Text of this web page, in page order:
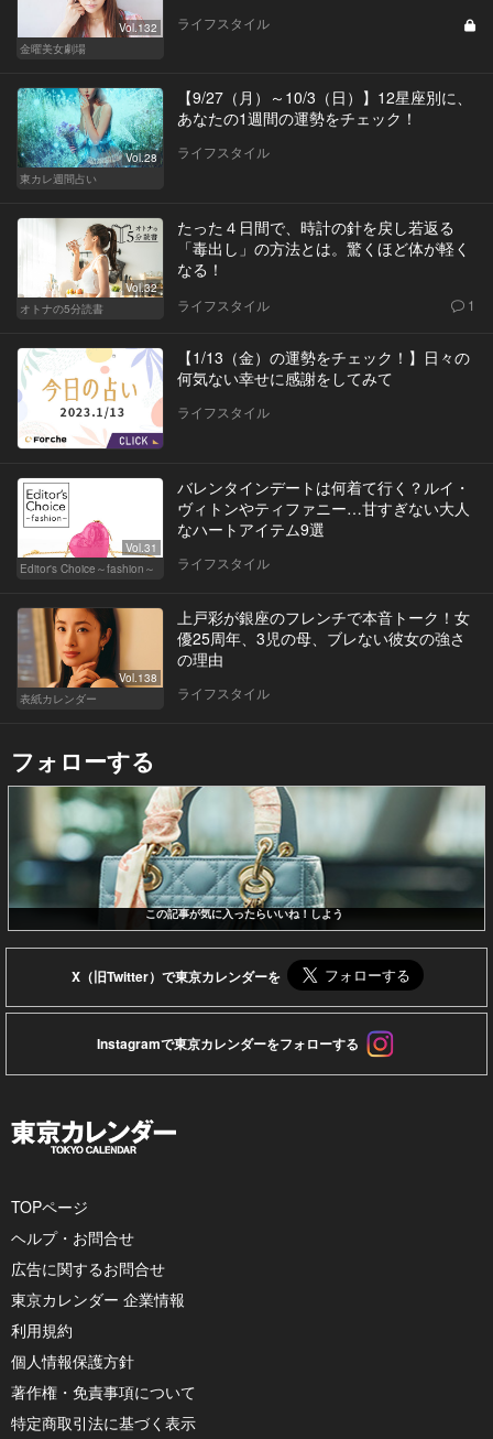
Vol.132
金曜美女劇場
ライフスタイル
Vol.28
東カレ週間占い
【9/27（月）～10/3（日）】12星座別に、
あなたの1週間の運勢をチェック！
ライフスタイル
Vol.32
オトナの5分読書
たった４日間で、時計の針を戻し若返る
「毒出し」の方法とは。驚くほど体が軽く
なる！
ライフスタイル 1
【1/13（金）の運勢をチェック！】日々の
何気ない幸せに感謝をしてみて
ライフスタイル
Vol.31
Editor's Choice～fashion～
バレンタインデートは何着て行く？ルイ・
ヴィトンやティファニー…甘すぎない大人
なハートアイテム9選
ライフスタイル
Vol.138
表紙カレンダー
上戸彩が銀座のフレンチで本音トーク！女
優25周年、3児の母、ブレない彼女の強さ
の理由
ライフスタイル
フォローする
この記事が気に入ったらいいね！しよう
X（旧Twitter）で東京カレンダーを
Instagramで東京カレンダーをフォローする
TOPページ
ヘルプ・お問合せ
広告に関するお問合せ
東京カレンダー 企業情報
利用規約
個人情報保護方針
著作権・免責事項について
特定商取引法に基づく表示